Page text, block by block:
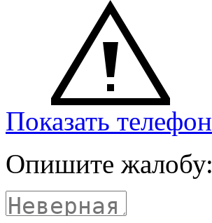
Показать телефон
Опишите жалобу: